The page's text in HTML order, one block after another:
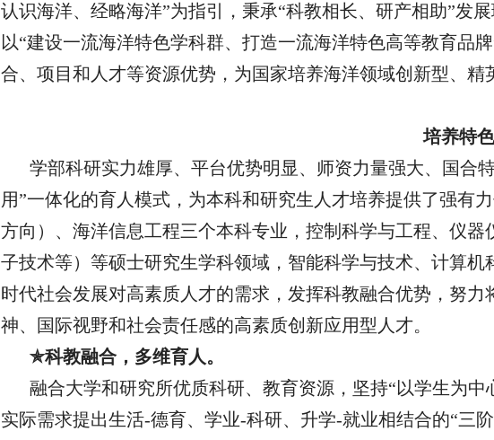
认识海洋、经略海洋”为指引，秉承“科教相长、研产相助”发
以“建设一流海洋特色学科群、打造一流海洋特色高等教育品
合、项目和人才等资源优势，为国家培养海洋领域创新型、精
培养特色
学部科研实力雄厚、平台优势明显、师资力量强大、国合
用”一体化的育人模式，为本科和研究生人才培养提供了强有
方向）、海洋信息工程三个本科专业 ， 控制科学与工程、仪器
子技术等） 等硕士研究生学科领域 ，智能科学与技术、计算
时代社会发展对高素质人才的需求，发挥科教融合优势，努
神、国际视野和社会责任感的高素质创新应用型人才。
✯科教融合，多维育人。
融合大学和研究所优质科研、教育资源，坚持“以学生为中
实际需求提出生活-德育、学业-科研、升学-就业相结合的“三阶